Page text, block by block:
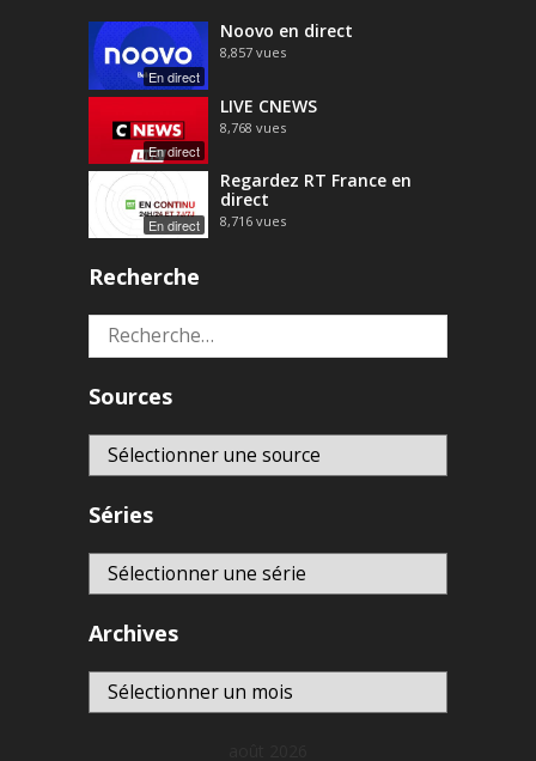
En direct
Noovo en direct
8,857 vues
En direct
LIVE CNEWS
8,768 vues
En direct
Regardez RT France en
direct
8,716 vues
Recherche
Rechercher :
Sources
Séries
Archives
Archives